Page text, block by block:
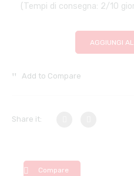
(Tempi di consegna: 2/10
AGGIUNGI
Add to Compare
Share it:
Compare